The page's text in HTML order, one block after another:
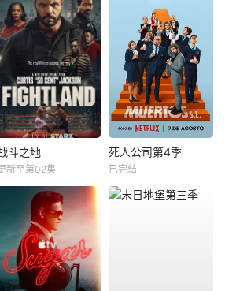
斗之地
新至第02集
死人公司第4季
已完结